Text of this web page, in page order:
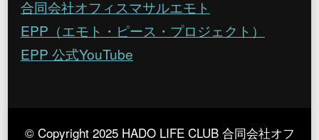
合同会社オフィスマサルエモト
EPP（エモト・ピース・プロジェクト）
EPP 公式YouTube
© Copyright 2025 HADO LIFE CLUB 合同会社オフ